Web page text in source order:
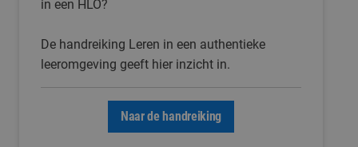
in een HLO?
De handreiking Leren in een authentieke
leeromgeving geeft hier inzicht in.
Naar de handreiking